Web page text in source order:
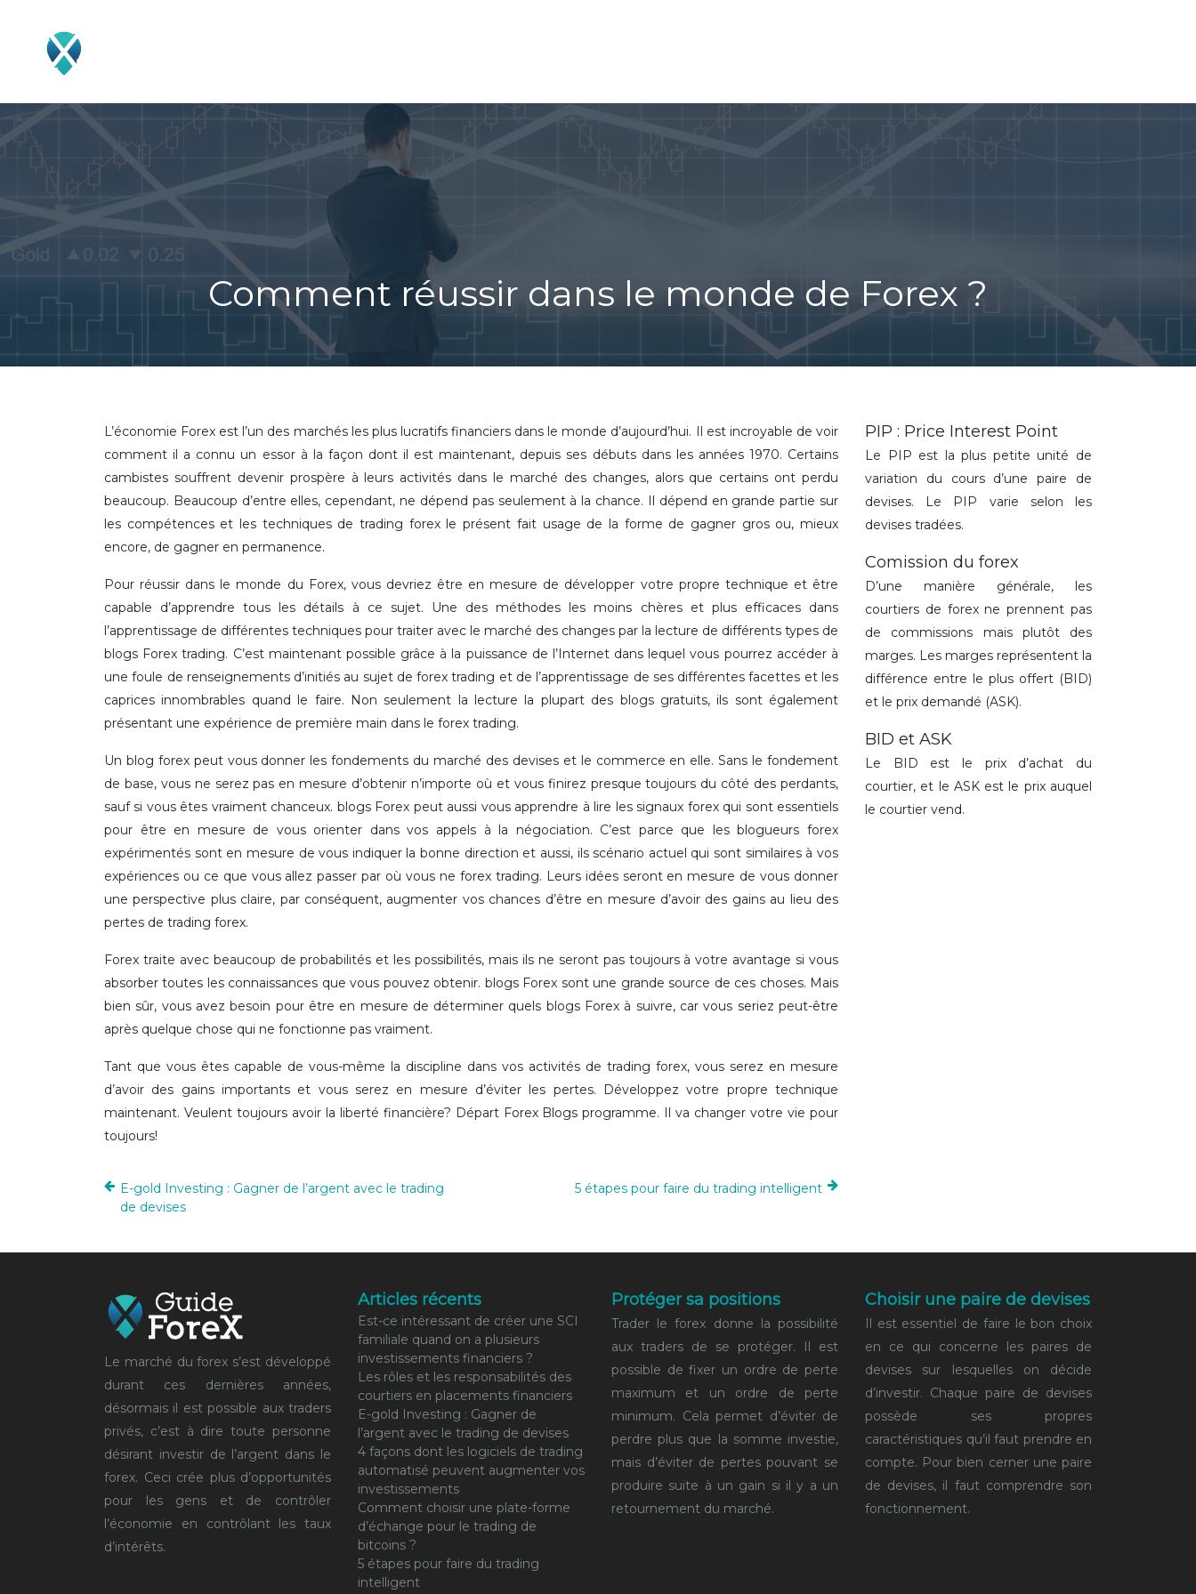
Comment réussir dans le monde de Forex ?
L’économie Forex est l’un des marchés les plus lucratifs financiers dans le monde d’aujourd’hui. Il est incroyable de voir
comment il a connu un essor à la façon dont il est maintenant, depuis ses débuts dans les années 1970. Certains
cambistes souffrent devenir prospère à leurs activités dans le marché des changes, alors que certains ont perdu
beaucoup. Beaucoup d’entre elles, cependant, ne dépend pas seulement à la chance. Il dépend en grande partie sur
les compétences et les techniques de trading forex le présent fait usage de la forme de gagner gros ou, mieux
encore, de gagner en permanence.
Pour réussir dans le monde du Forex, vous devriez être en mesure de développer votre propre technique et être
capable d’apprendre tous les détails à ce sujet. Une des méthodes les moins chères et plus efficaces dans
l’apprentissage de différentes techniques pour traiter avec le marché des changes par la lecture de différents types de
blogs Forex trading. C’est maintenant possible grâce à la puissance de l’Internet dans lequel vous pourrez accéder à
une foule de renseignements d’initiés au sujet de forex trading et de l’apprentissage de ses différentes facettes et les
caprices innombrables quand le faire. Non seulement la lecture la plupart des blogs gratuits, ils sont également
présentant une expérience de première main dans le forex trading.
Un blog forex peut vous donner les fondements du marché des devises et le commerce en elle. Sans le fondement
de base, vous ne serez pas en mesure d’obtenir n’importe où et vous finirez presque toujours du côté des perdants,
sauf si vous êtes vraiment chanceux. blogs Forex peut aussi vous apprendre à lire les signaux forex qui sont essentiels
pour être en mesure de vous orienter dans vos appels à la négociation. C’est parce que les blogueurs forex
expérimentés sont en mesure de vous indiquer la bonne direction et aussi, ils scénario actuel qui sont similaires à vos
expériences ou ce que vous allez passer par où vous ne forex trading. Leurs idées seront en mesure de vous donner
une perspective plus claire, par conséquent, augmenter vos chances d’être en mesure d’avoir des gains au lieu des
pertes de trading forex.
Forex traite avec beaucoup de probabilités et les possibilités, mais ils ne seront pas toujours à votre avantage si vous
absorber toutes les connaissances que vous pouvez obtenir. blogs Forex sont une grande source de ces choses. Mais
bien sûr, vous avez besoin pour être en mesure de déterminer quels blogs Forex à suivre, car vous seriez peut-être
après quelque chose qui ne fonctionne pas vraiment.
Tant que vous êtes capable de vous-même la discipline dans vos activités de trading forex, vous serez en mesure
d’avoir des gains importants et vous serez en mesure d’éviter les pertes. Développez votre propre technique
maintenant. Veulent toujours avoir la liberté financière? Départ Forex Blogs programme. Il va changer votre vie pour
toujours!
E-gold Investing : Gagner de l’argent avec le trading
de devises
5 étapes pour faire du trading intelligent
PIP : Price Interest Point
Le PIP est la plus petite unité de
variation du cours d’une paire de
devises. Le PIP varie selon les
devises tradées.
Comission du forex
D’une manière générale, les
courtiers de forex ne prennent pas
de commissions mais plutôt des
marges. Les marges représentent la
différence entre le plus offert (BID)
et le prix demandé (ASK).
BID et ASK
Le BID est le prix d’achat du
courtier, et le ASK est le prix auquel
le courtier vend.
Le marché du forex s’est développé
durant ces dernières années,
désormais il est possible aux traders
privés, c’est à dire toute personne
désirant investir de l’argent dans le
forex. Ceci crée plus d’opportunités
pour les gens et de contrôler
l’économie en contrôlant les taux
d’intérêts.
Articles récents
Est-ce intéressant de créer une SCI
familiale quand on a plusieurs
investissements financiers ?
Les rôles et les responsabilités des
courtiers en placements financiers
E-gold Investing : Gagner de
l’argent avec le trading de devises
4 façons dont les logiciels de trading
automatisé peuvent augmenter vos
investissements
Comment choisir une plate-forme
d’échange pour le trading de
bitcoins ?
5 étapes pour faire du trading
intelligent
Protéger sa positions
Trader le forex donne la possibilité
aux traders de se protéger. Il est
possible de fixer un ordre de perte
maximum et un ordre de perte
minimum. Cela permet d’éviter de
perdre plus que la somme investie,
mais d’éviter de pertes pouvant se
produire suite à un gain si il y a un
retournement du marché.
Choisir une paire de devises
Il est essentiel de faire le bon choix
en ce qui concerne les paires de
devises sur lesquelles on décide
d’investir. Chaque paire de devises
possède ses propres
caractéristiques qu’il faut prendre en
compte. Pour bien cerner une paire
de devises, il faut comprendre son
fonctionnement.